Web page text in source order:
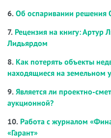
6. Об оспаривании решения
7. Рецензия на книгу: Артур
Лидьярдом
8. Как потерять объекты
находящиеся на земельном
9. Является ли проектно-
аукционной?
10. Работа с журналом
«Гарант»